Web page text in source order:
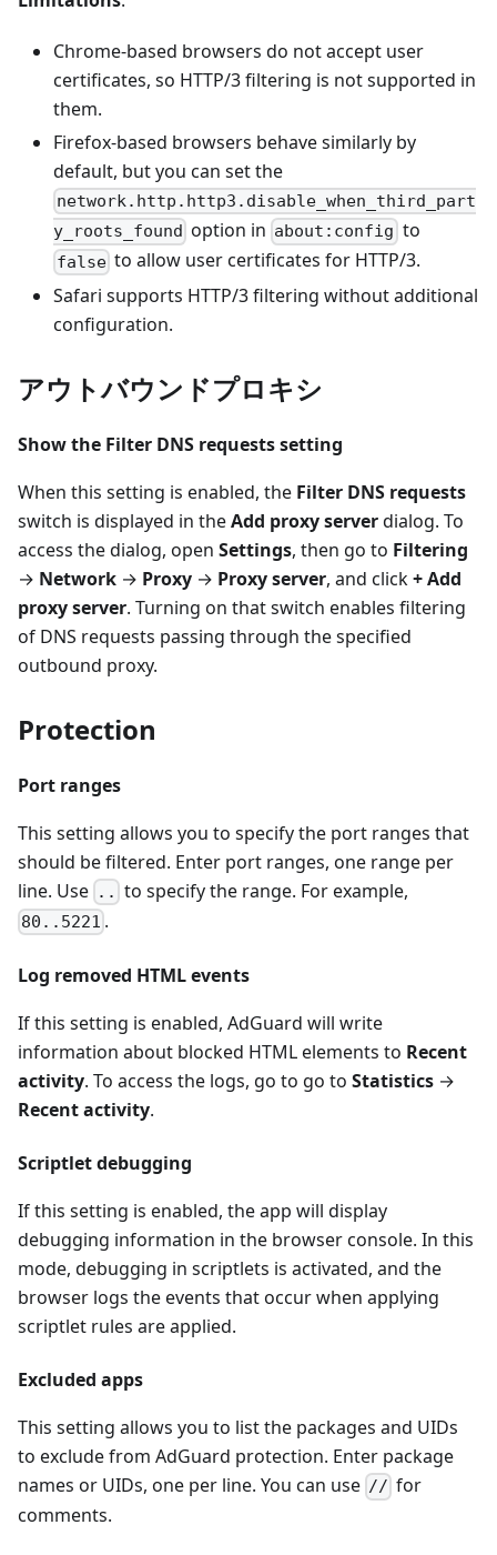
Chrome-based browsers do not accept user
certificates, so HTTP/3 filtering is not supported in
them.
Firefox-based browsers behave similarly by
default, but you can set the
network.http.http3.disable_when_third_part
y_roots_found option in about:config to
false to allow user certificates for HTTP/3.
Safari supports HTTP/3 filtering without additional
configuration.
アウトバウンドプロキシ
Show the Filter DNS requests setting
When this setting is enabled, the Filter DNS requests
switch is displayed in theAdd proxy serverdialog. To
access the dialog, open Settings, then go to Filtering
→ Network → Proxy → Proxy server, and click+ Add
proxy server. Turning on that switch enables filtering
of DNS requests passing through the specified
outbound proxy.
Protection
Port ranges
This setting allows you to specify the port ranges that
should be filtered. Enter port ranges, one range per
line. Use .. to specify the range. For example,
80..5221 .
Log removed HTML events
If this setting is enabled, AdGuard will write
information about blocked HTML elements to Recent
activity. To access the logs, go to go to Statistics →
Recent activity.
Scriptlet debugging
If this setting is enabled, the app will display
debugging information in the browser console. In this
mode, debugging in scriptlets is activated, and the
browser logs the events that occur when applying
scriptlet rules are applied.
Excluded apps
This setting allows you to list the packages and UIDs
to exclude from AdGuard protection. Enter package
names or UIDs, one per line. You can use // for
comments.